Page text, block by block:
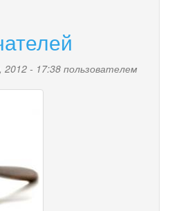
2012 - 17:38 пользователем